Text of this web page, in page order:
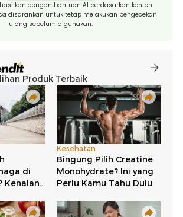
dengan bantuan AI berdasarkan konten
disarankan untuk tetap melakukan pengecekan
ulang sebelum digunakan.